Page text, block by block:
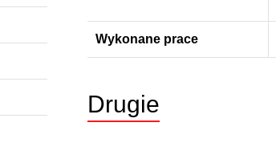
Wykonane prace
Drugie